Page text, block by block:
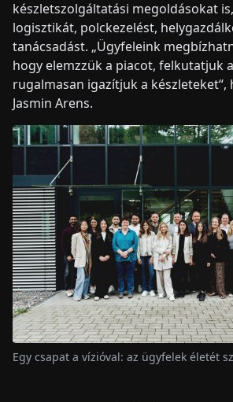
készletszolgáltatási megoldásokat
logisztikát, polckezelést,
tanácsadást. „Ügyfeleink
hogy elemzzük a piacot, felkutatjuk
rugalmasan igazítjuk a készleteket“,
Jasmin Arens.
Egy csapat a vízióval: az ügyfelek életét